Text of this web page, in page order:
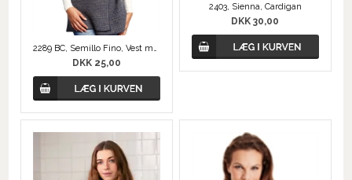
2289 BC, Semillo Fino, Vest med ensfarvet ryg
DKK 25,00
2403, Sienna, Cardigan
DKK 30,00